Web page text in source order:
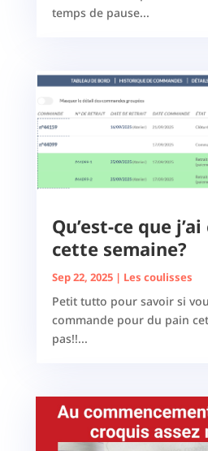
temps de pause...
Qu’est-ce que
cette semaine?
Sep 22, 2025| Les coulisses
Petit tutto pour savoir si
commande pour du pain
pas!!...